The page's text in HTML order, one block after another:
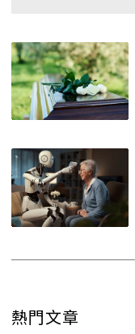
熱門文章